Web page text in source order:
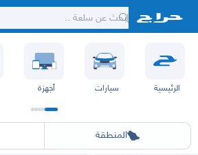
الرئيسية سيارات أجهزة
المنطقة
الرياض جده